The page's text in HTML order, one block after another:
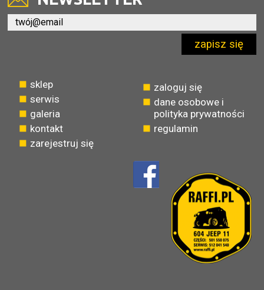
zapisz się
sklep
serwis
galeria
kontakt
zarejestruj się
zaloguj się
dane osobowe i
polityka prywatności
regulamin